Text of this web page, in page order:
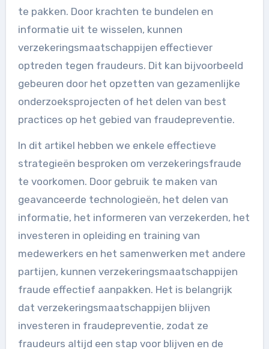
te pakken. Door krachten te bundelen en
informatie uit te wisselen, kunnen
verzekeringsmaatschappijen effectiever
optreden tegen fraudeurs. Dit kan bijvoorbeeld
gebeuren door het opzetten van gezamenlijke
onderzoeksprojecten of het delen van best
practices op het gebied van fraudepreventie.
In dit artikel hebben we enkele effectieve
strategieën besproken om verzekeringsfraude
te voorkomen. Door gebruik te maken van
geavanceerde technologieën, het delen van
informatie, het informeren van verzekerden, het
investeren in opleiding en training van
medewerkers en het samenwerken met andere
partijen, kunnen verzekeringsmaatschappijen
fraude effectief aanpakken. Het is belangrijk
dat verzekeringsmaatschappijen blijven
investeren in fraudepreventie, zodat ze
fraudeurs altijd een stap voor blijven en de